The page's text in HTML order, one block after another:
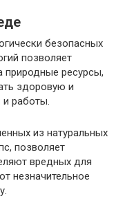
безопасных
позволяет
природные ресурсы,
здоровую и
работы.
из натуральных
позволяет
вредных для
незначительное